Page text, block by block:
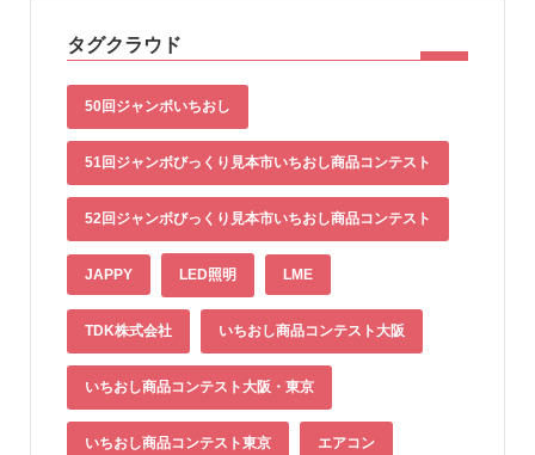
タグクラウド
50回ジャンボいちおし
51回ジャンボびっくり見本市いちおし商品コンテスト
52回ジャンボびっくり見本市いちおし商品コンテスト
JAPPY LED照明 LME
TDK株式会社 いちおし商品コンテスト大阪
いちおし商品コンテスト大阪・東京
いちおし商品コンテスト東京 エアコン